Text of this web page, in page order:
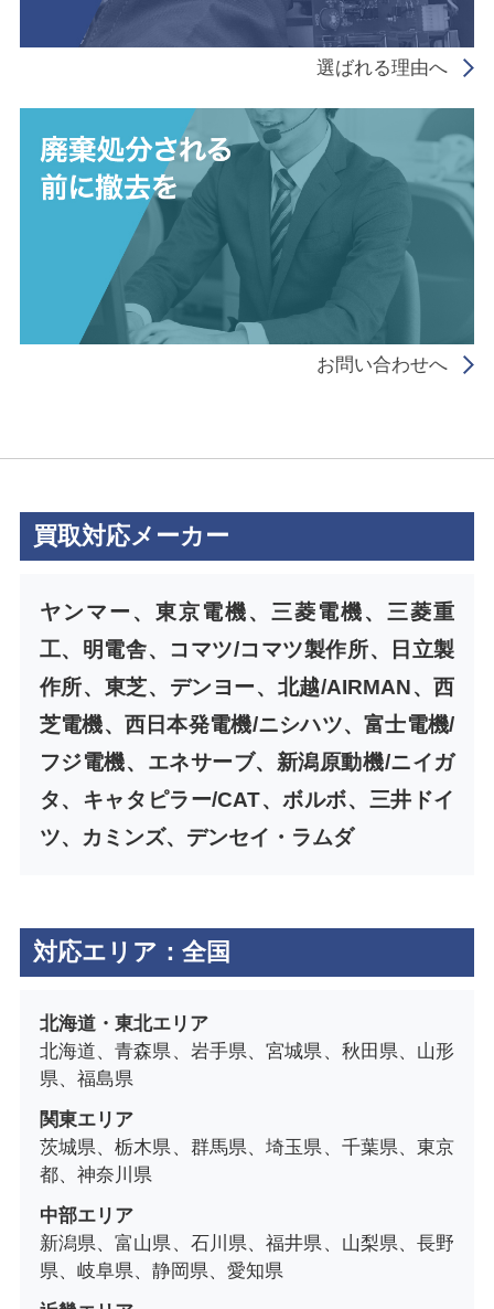
選ばれる理由へ
お問い合わせへ
買取対応メーカー
ヤンマー、東京電機、三菱電機、三菱重
工、明電舎、コマツ/コマツ製作所、日立製
作所、東芝、デンヨー、北越/AIRMAN、西
芝電機、西日本発電機/ニシハツ、富士電機/
フジ電機、エネサーブ、新潟原動機/ニイガ
タ、キャタピラー/CAT、ボルボ、三井ドイ
ツ、カミンズ、デンセイ・ラムダ
対応エリア：全国
北海道・東北エリア
北海道、青森県、岩手県、宮城県、秋田県、山形
県、福島県
関東エリア
茨城県、栃木県、群馬県、埼玉県、千葉県、東京
都、神奈川県
中部エリア
新潟県、富山県、石川県、福井県、山梨県、長野
県、岐阜県、静岡県、愛知県